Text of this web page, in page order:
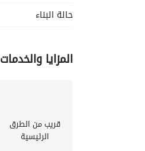
حالة البناء
المزايا والخدمات
قريب من الطرق
الرئيسية